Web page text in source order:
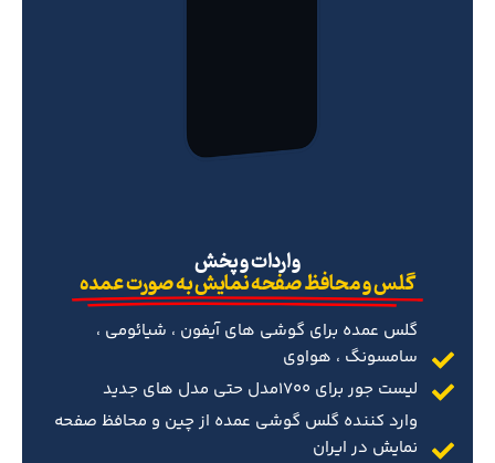
‌واردات و پخش
گلس و محافظ صفحه نمایش به صورت عمده
گلس عمده برای گوشی های آیفون ، شیائومی ،
سامسونگ ، هواوی
لیست جور برای 1700مدل حتی مدل های جدید
وارد کننده گلس گوشی عمده از چین و محافظ صفحه
نمایش در ایران